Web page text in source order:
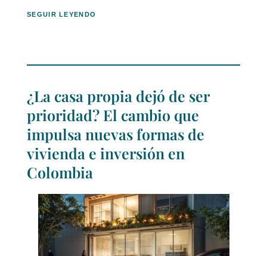
SEGUIR LEYENDO
¿La casa propia dejó de ser
prioridad? El cambio que
impulsa nuevas formas de
vivienda e inversión en
Colombia